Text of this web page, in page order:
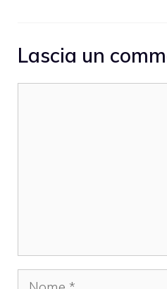
Lascia un
Nome